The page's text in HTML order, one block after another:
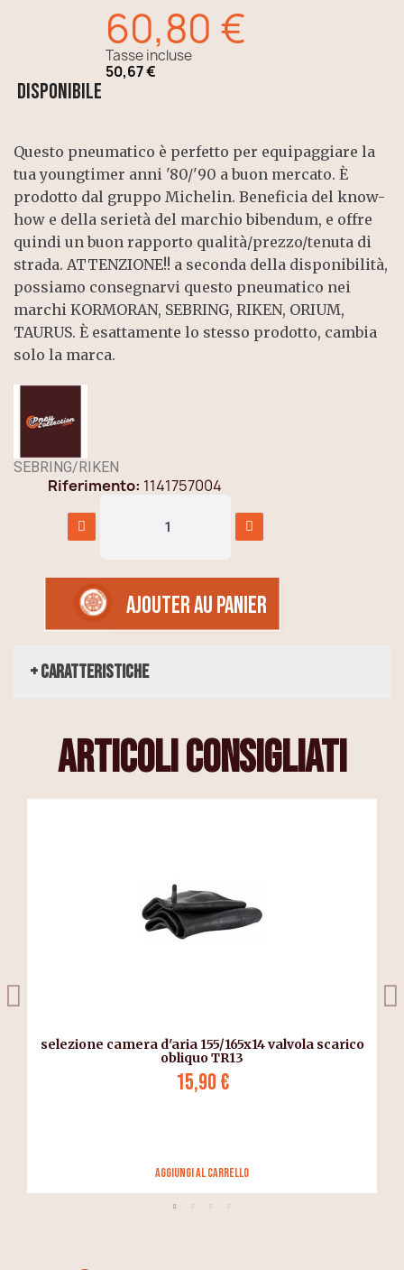
60,80 €
Tasse incluse
50,67 €
Disponibile
Questo pneumatico è perfetto per equipaggiare la
tua youngtimer anni '80/'90 a buon mercato. È
prodotto dal gruppo Michelin. Beneficia del know-
how e della serietà del marchio bibendum, e offre
quindi un buon rapporto qualità/prezzo/tenuta di
strada. ATTENZIONE!! a seconda della disponibilità,
possiamo consegnarvi questo pneumatico nei
marchi KORMORAN, SEBRING, RIKEN, ORIUM,
TAURUS. È esattamente lo stesso prodotto, cambia
solo la marca.
SEBRING/RIKEN
Riferimento 1141757004
AJOUTER AU PANIER
+ Caratteristiche
articoli consigliati
selezione camera d'aria 155/165x14 valvola scarico
obliquo TR13
15,90 €
Aggiungi al carrello